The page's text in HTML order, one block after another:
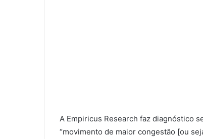
A Empiricus Research faz diagnóstico
“movimento de maior congestão [ou